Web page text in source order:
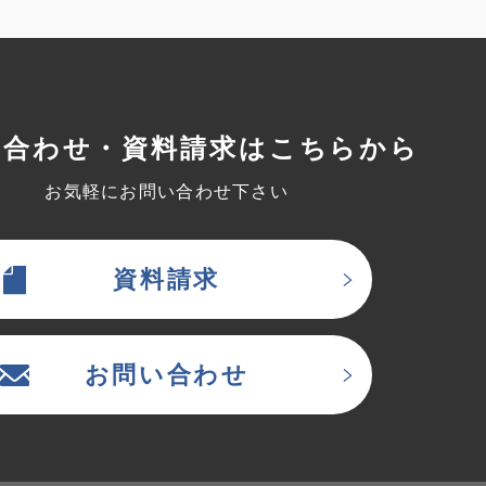
わせ・資料請求はこちらから
お気軽にお問い合わせ下さい
資料請求
お問い合わせ